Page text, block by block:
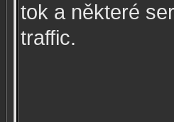
tok a některé
traffic.